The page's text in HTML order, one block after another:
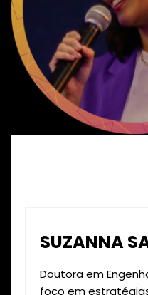
SUZANNA
Doutora em
foco em